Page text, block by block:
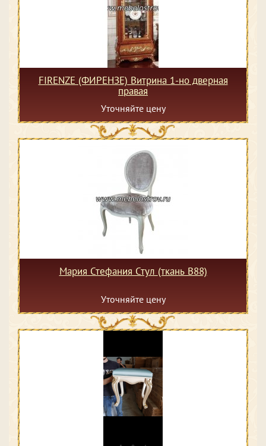
FIRENZE (ФИРЕНЗЕ) Витрина 1-но дверная
правая
Уточняйте цену
Мария Стефания Стул (ткань В88)
Уточняйте цену